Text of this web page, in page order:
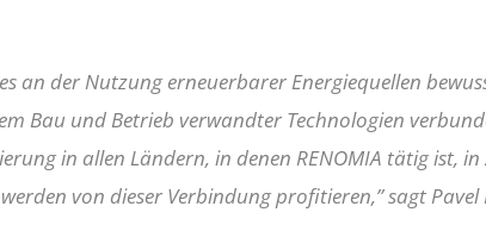
an der Nutzung erneuerbarer Energiequellen
Bau und Betrieb verwandter Technologien
in allen Ländern, in denen RENOMIA tätig ist,
von dieser Verbindung profitieren,” sagt